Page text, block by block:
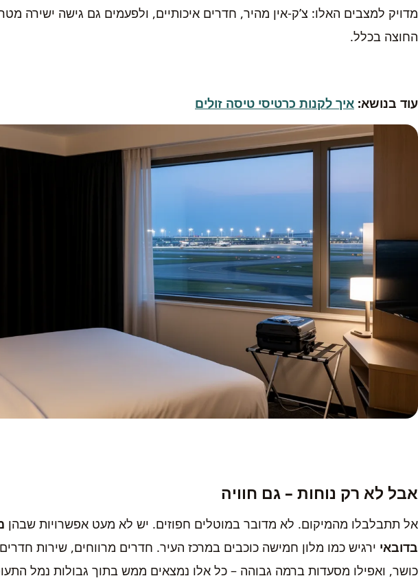
החוצה בכלל.
עוד בנושא: איך לקנות כרטיסי טיסה זולים
אבל לא רק נוחות – גם חוויה
אל תתבלבלו מהמיקום. לא מדובר במוטלים חפוזים. יש לא מעט אפשרויות שבהן
בדובאי
כושר, ואפילו מסעדות ברמה גבוהה – כל אלו נמצאים ממש בתוך גבולות נמל